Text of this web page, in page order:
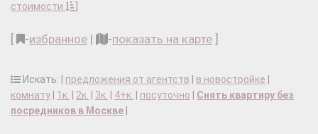
стоимости
-избранное | -показать на карте
Искать: | предложения от агентств в новостройке
комнату
1к. 2к. 3к. 4+к. посуточно
Снять квартиру без
посредников в Москве